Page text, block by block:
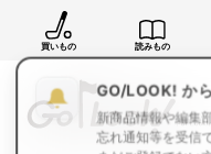
買いもの 読みもの
GO/LOOK! か
新商品情報や編集
忘れ通知等を受信